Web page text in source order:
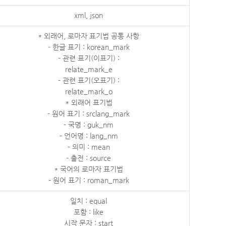
xml, json
* 외래어, 로마자 표기법 공통 사항
- 한글 표기 : korean_mark
- 관련 표기(이표기) :
relate_mark_e
- 관련 표기(오표기) :
relate_mark_o
* 외래어 표기법
- 원어 표기 : srclang_mark
- 국명 : guk_nm
- 언어명 : lang_nm
- 의미 : mean
- 출전 : source
* 국어의 로마자 표기법
- 원어 표기 : roman_mark
일치 : equal
포함 : like
시작 문자 : start